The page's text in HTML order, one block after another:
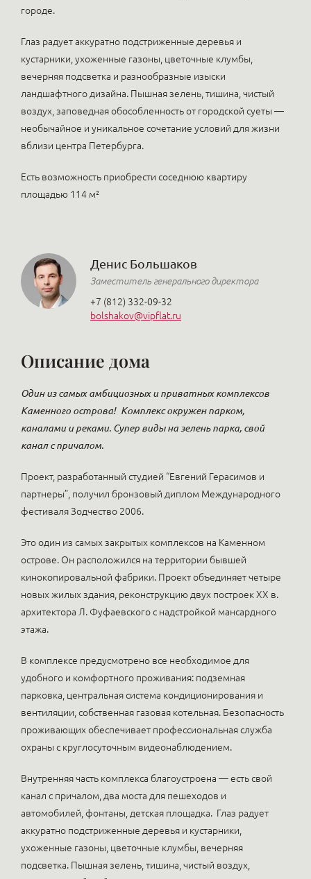
городе.
Глаз радует аккуратно подстриженные деревья и
кустарники, ухоженные газоны, цветочные клумбы,
вечерняя подсветка и разнообразные изыски
ландшафтного дизайна. Пышная зелень, тишина, чистый
воздух, заповедная обособленность от городской суеты —
необычайное и уникальное сочетание условий для жизни
вблизи центра Петербурга.
Есть возможность приобрести соседнюю квартиру
площадью 114 м²
Денис Большаков
Заместитель генерального директора
+7 (812) 332-09-32
bolshakov@vipflat.ru
Описание дома
Один из самых амбициозных и приватных комплексов
Каменного острова! Комплекс окружен парком,
каналами и реками. Супер виды на зелень парка, свой
канал с причалом.
Проект, разработанный студией “Евгений Герасимов и
партнеры”, получил бронзовый диплом Международного
фестиваля Зодчество 2006.
Это один из самых закрытых комплексов на Каменном
острове. Он расположился на территории бывшей
кинокопировальной фабрики. Проект объединяет четыре
новых жилых здания, реконструкцию двух построек XX в.
архитектора Л. Фуфаевского с надстройкой мансардного
этажа.
В комплексе предусмотрено все необходимое для
удобного и комфортного проживания: подземная
парковка, центральная система кондиционирования и
вентиляции, собственная газовая котельная. Безопасность
проживающих обеспечивает профессиональная служба
охраны с круглосуточным видеонаблюдением.
Внутренняя часть комплекса благоустроена — есть свой
канал с причалом, два моста для пешеходов и
автомобилей, фонтаны, детская площадка. Глаз радует
аккуратно подстриженные деревья и кустарники,
ухоженные газоны, цветочные клумбы, вечерняя
подсветка. Пышная зелень, тишина, чистый воздух,